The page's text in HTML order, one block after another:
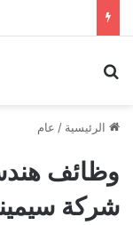
الرئيسية / عام
وظائف
شركة